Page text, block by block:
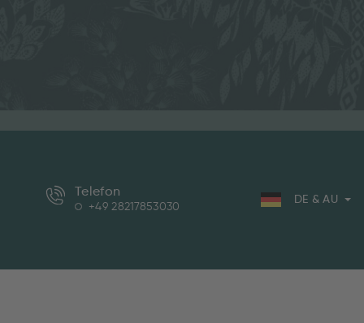
Telefon
+49 28217853030
DE & AU